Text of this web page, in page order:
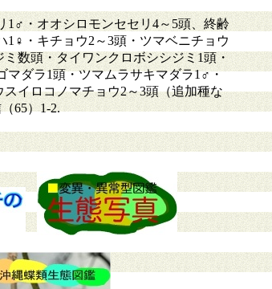
・オオシロモンセセリ4～5頭、終齢
1♀・キチョウ2～3頭・ツマベニチョウ
数頭・タイワンクロボシシジミ1頭・
マダラ1頭・ツマムラサキマダラ1♂・
イロコノマチョウ2～3頭（追加種な
65）1-2.